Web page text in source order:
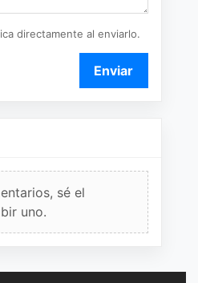
directamente al enviarlo.
Enviar
sé el
uno.